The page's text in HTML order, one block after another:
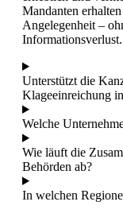
Mandanten
Angelegenheit –
Informationsverlust.
Unterstützt die
Klageeinreichung
Welche
Wie läuft die
Behörden ab?
In welchen